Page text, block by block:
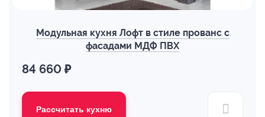
Модульная кухня Лофт в стиле прованс с
фасадами МДФ ПВХ
84 660 ₽
Рассчитать кухню